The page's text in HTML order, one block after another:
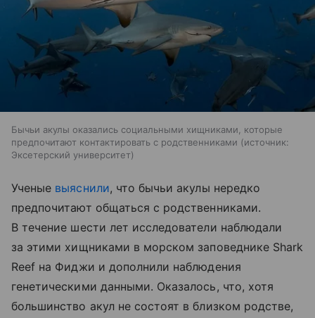
Бычьи акулы оказались социальными хищниками, которые
предпочитают контактировать с родственниками
источник:
Эксетерский университет
Ученые выяснили, что бычьи акулы нередко
предпочитают общаться с родственниками.
В течение шести лет исследователи наблюдали
за этими хищниками в морском заповеднике Shark
Reef на Фиджи и дополнили наблюдения
генетическими данными. Оказалось, что, хотя
большинство акул не состоят в близком родстве,